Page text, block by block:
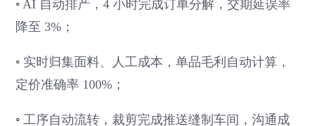
◦AI 自动排产，4 小时完成订单分解，交期延误率
降至 3%；
◦ 实时归集面料、人工成本，单品毛利自动计算，
定价准确率 100%；
◦ 工序自动流转，裁剪完成推送缝制车间，沟通成